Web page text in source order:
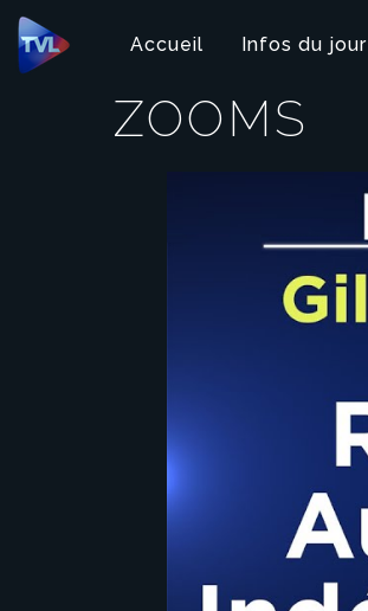
Panneau de gestion des cookies
Accueil Infos du jour
ZOOMS